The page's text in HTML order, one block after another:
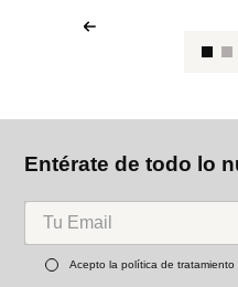
Parfois
Set de collares de piedras y
concha
Ref.32.90